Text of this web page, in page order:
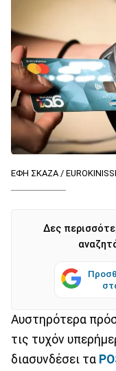
ΕΦΗ ΣΚΑΖΑ / EUROKINISSI
Δες
Αυστηρότερα
τις τυχόν
διασυνδέσει τα